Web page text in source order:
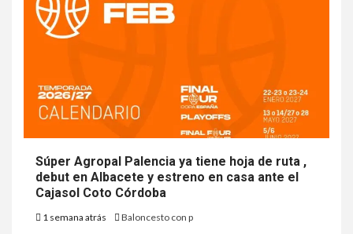
Súper Agropal Palencia ya tiene hoja de ruta ,
debut en Albacete y estreno en casa ante el
Cajasol Coto Córdoba
1 semana atrás Baloncesto con p